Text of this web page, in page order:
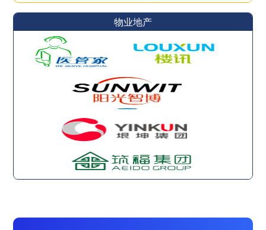
物业地产